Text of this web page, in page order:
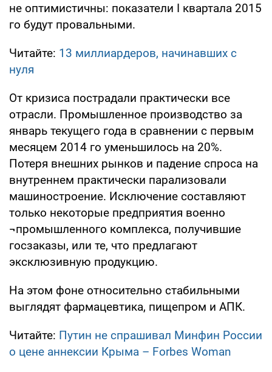
не оптимистичны: показатели I квартала 2015
го будут провальными.
Читайте: 13 миллиардеров, начинавших с
нуля
От кризиса пострадали практически все
отрасли. Промышленное производство за
январь текущего года в сравнении с первым
месяцем 2014 го уменьшилось на 20%.
Потеря внешних рынков и падение спроса на
внутреннем практически парализовали
машиностроение. Исключение составляют
только некоторые предприятия военно
¬промышленного комплекса, получившие
госзаказы, или те, что предлагают
эксклюзивную продукцию.
На этом фоне относительно стабильными
выглядят фармацевтика, пищепром и АПК.
Читайте: Путин не спрашивал Минфин России
о цене аннексии Крыма – Forbes Woman